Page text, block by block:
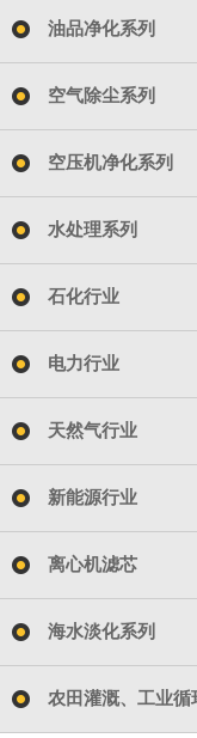
油品净化系列
空气除尘系列
空压机净化系列
水处理系列
石化行业
电力行业
天然气行业
新能源行业
离心机滤芯
海水淡化系列
农田灌溉、工业循